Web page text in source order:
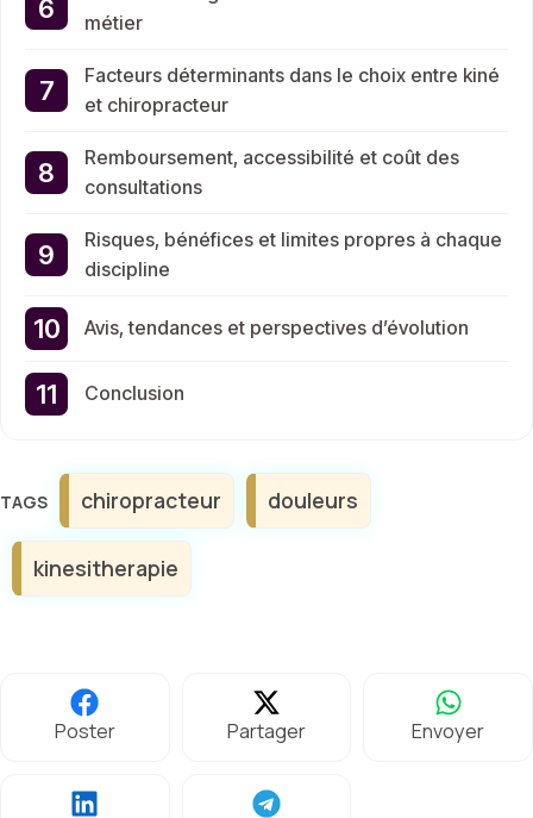
métier
Facteurs déterminants dans le choix entre kiné
et chiropracteur
Remboursement, accessibilité et coût des
consultations
Risques, bénéfices et limites propres à chaque
discipline
Avis, tendances et perspectives d’évolution
Conclusion
Étiquettes
chiropracteur douleurs
kinesitherapie
Poster Partager Envoyer